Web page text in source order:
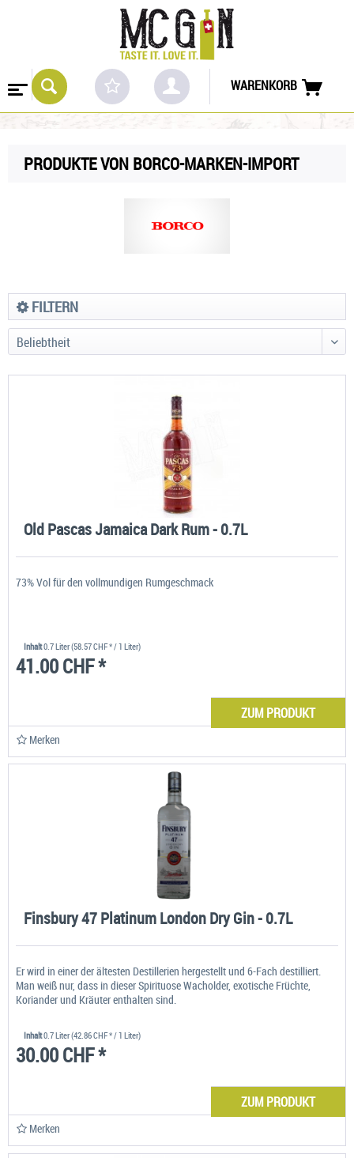
WARENKORB
PRODUKTE VON BORCO-MARKEN-IMPORT
FILTERN
Old Pascas Jamaica Dark Rum - 0.7L
73% Vol für den vollmundigen Rumgeschmack
Inhalt0.7 Liter(58.57 CHF * / 1 Liter)
41.00 CHF *
ZUM PRODUKT
Merken
Finsbury 47 Platinum London Dry Gin - 0.7L
Er wird in einer der ältesten Destillerien hergestellt und 6-Fach destilliert.
Man weiß nur, dass in dieser Spirituose Wacholder, exotische Früchte,
Koriander und Kräuter enthalten sind.
Inhalt0.7 Liter(42.86 CHF * / 1 Liter)
30.00 CHF *
ZUM PRODUKT
Merken